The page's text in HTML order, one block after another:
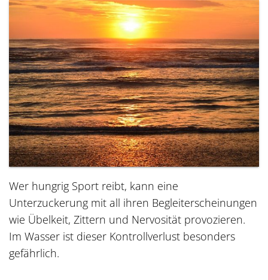
Wer hungrig Sport reibt, kann eine
Unterzuckerung mit all ihren Begleiterscheinungen
wie Übelkeit, Zittern und Nervosität provozieren.
Im Wasser ist dieser Kontrollverlust besonders
gefährlich.